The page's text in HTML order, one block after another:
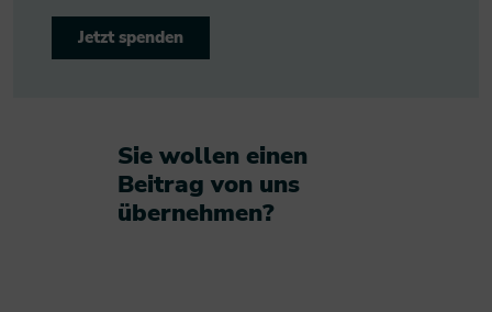
Jetzt spenden
Sie wollen einen
Beitrag von uns
übernehmen?​